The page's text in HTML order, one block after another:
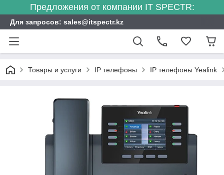
Предложения от компании IT SPECTR:
Для запросов: sales@itspectr.kz
Товары и услуги IP телефоны IP телефоны Yealink